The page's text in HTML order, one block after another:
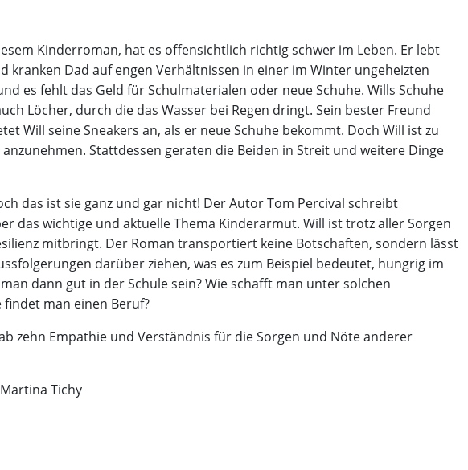
Kinderroman, hat es offensichtlich richtig schwer im Leben. Er lebt
kranken Dad auf engen Verhältnissen in einer im Winter ungeheizten
es fehlt das Geld für Schulmaterialen oder neue Schuhe. Wills Schuhe
Löcher, durch die das Wasser bei Regen dringt. Sein bester Freund
Will seine Sneakers an, als er neue Schuhe bekommt. Doch Will ist zu
Stattdessen geraten die Beiden in Streit und weitere Dinge
das ist sie ganz und gar nicht! Der Autor Tom Percival schreibt
das wichtige und aktuelle Thema Kinderarmut. Will ist trotz aller Sorgen
mitbringt. Der Roman transportiert keine Botschaften, sondern lässt
darüber ziehen, was es zum Beispiel bedeutet, hungrig im
dann gut in der Schule sein? Wie schafft man unter solchen
findet man einen Beruf?
zehn Empathie und Verständnis für die Sorgen und Nöte anderer
Tichy